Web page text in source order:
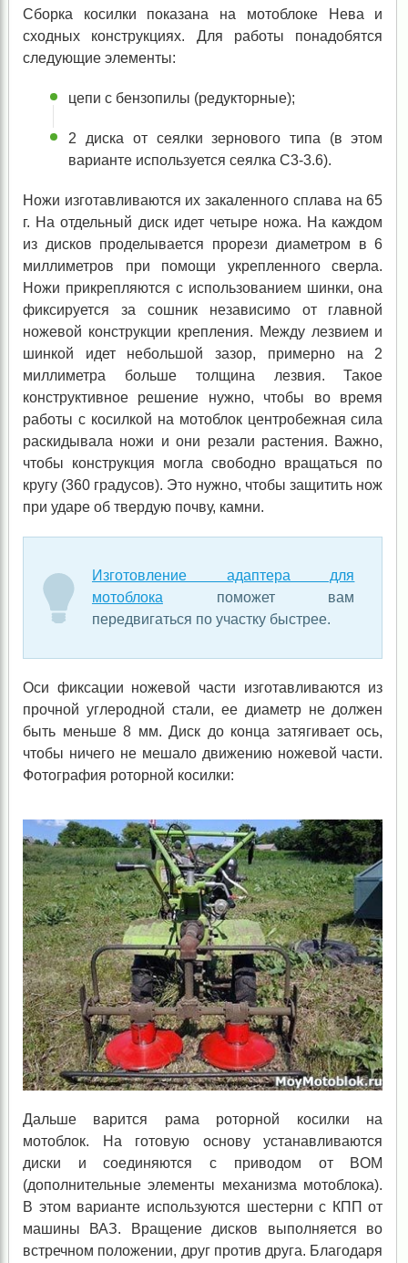
Сборка косилки показана на мотоблоке Нева и
сходных конструкциях. Для работы понадобятся
следующие элементы:
цепи с бензопилы (редукторные);
2 диска от сеялки зернового типа (в этом
варианте используется сеялка С3-3.6).
Ножи изготавливаются их закаленного сплава на 65
г. На отдельный диск идет четыре ножа. На каждом
из дисков проделывается прорези диаметром в 6
миллиметров при помощи укрепленного сверла.
Ножи прикрепляются с использованием шинки, она
фиксируется за сошник независимо от главной
ножевой конструкции крепления. Между лезвием и
шинкой идет небольшой зазор, примерно на 2
миллиметра больше толщина лезвия. Такое
конструктивное решение нужно, чтобы во время
работы с косилкой на мотоблок центробежная сила
раскидывала ножи и они резали растения. Важно,
чтобы конструкция могла свободно вращаться по
кругу (360 градусов). Это нужно, чтобы защитить нож
при ударе об твердую почву, камни.
Изготовление адаптера для
мотоблока поможет вам
передвигаться по участку быстрее.
Оси фиксации ножевой части изготавливаются из
прочной углеродной стали, ее диаметр не должен
быть меньше 8 мм. Диск до конца затягивает ось,
чтобы ничего не мешало движению ножевой части.
Фотография роторной косилки:
Дальше варится рама роторной косилки на
мотоблок. На готовую основу устанавливаются
диски и соединяются с приводом от BOM
(дополнительные элементы механизма мотоблока).
В этом варианте используются шестерни с КПП от
машины ВАЗ. Вращение дисков выполняется во
встречном положении, друг против друга. Благодаря